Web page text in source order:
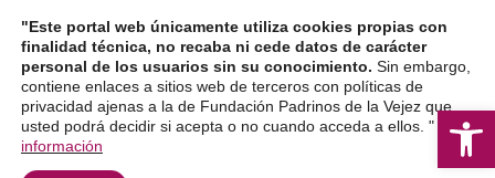
contenido
"Este portal web únicamente utiliza cookies propias con
finalidad técnica, no recaba ni cede datos de carácter
personal de los usuarios sin su conocimiento. Sin embargo,
contiene enlaces a sitios web de terceros con políticas de
privacidad ajenas a la de Fundación Padrinos de la Vejez que
usted podrá decidir si acepta o no cuando acceda a ellos. "
Más
información